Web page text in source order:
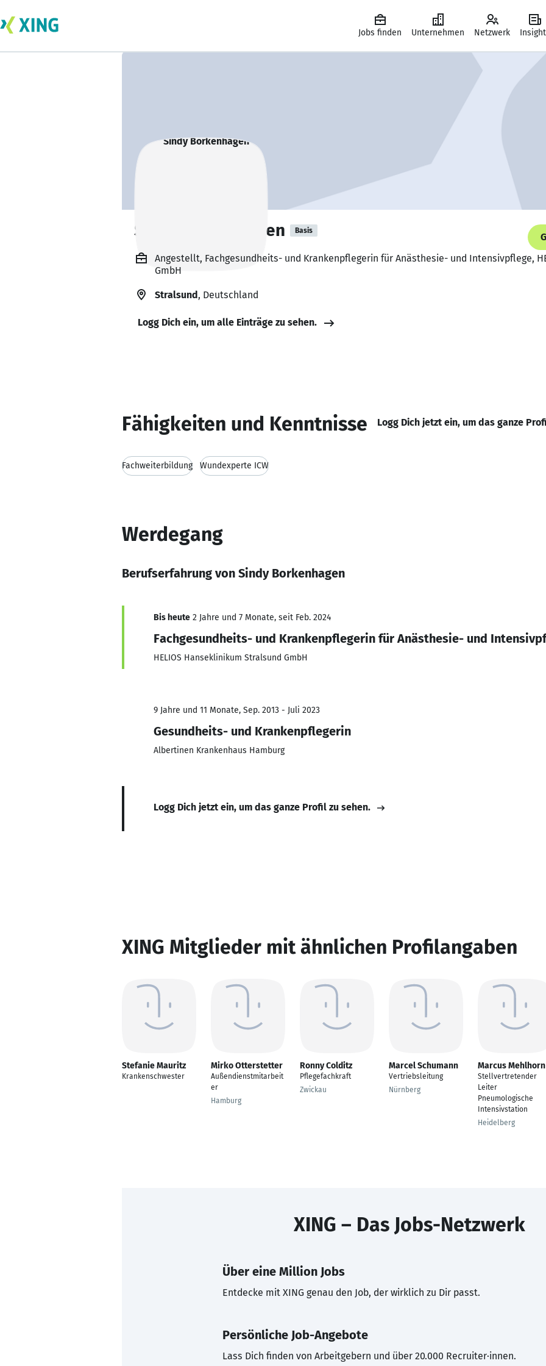
Jobs finden Unternehmen Netzwerk
Sindy Borkenhagen Basis
Angestellt, Fachgesundheits- und Krankenpflegerin für Anästhesie- und Intensivpflege,
GmbH
Stralsund, Deutschland
Logg Dich ein, um alle Einträge zu sehen.
Fähigkeiten und Kenntnisse Logg Dich jetzt ein, um das ganze
Fachweiterbildung Wundexperte ICW
Werdegang
Berufserfahrung von Sindy Borkenhagen
Bis heute 2 Jahre und 7 Monate, seit Feb. 2024
Fachgesundheits- und Krankenpflegerin für Anästhesie- und
HELIOS Hanseklinikum Stralsund GmbH
9 Jahre und 11 Monate, Sep. 2013 - Juli 2023
Gesundheits- und Krankenpflegerin
Albertinen Krankenhaus Hamburg
Logg Dich jetzt ein, um das ganze Profil zu sehen.
XING Mitglieder mit ähnlichen Profilangaben
Stefanie Mauritz
Krankenschwester
Mirko Otterstetter
Außendienstmitarbeit
er
Hamburg
Ronny Colditz
Pflegefachkraft
Zwickau
Marcel Schumann
Vertriebsleitung
Nürnberg
Marcus Mehlhorn
Stellvertretender
Leiter
Pneumologische
Intensivstation
Heidelberg
XING – Das Jobs-Netzwerk
Über eine Million Jobs
Entdecke mit XING genau den Job, der wirklich zu Dir passt.
Persönliche Job-Angebote
Lass Dich finden von Arbeitgebern und über 20.000 Recruiter·innen.